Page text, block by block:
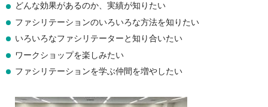
どんな効果があるのか、実績が知りたい
ファシリテーションのいろいろな方法を知りたい
いろいろなファシリテーターと知り合いたい
ワークショップを楽しみたい
ファシリテーションを学ぶ仲間を増やしたい